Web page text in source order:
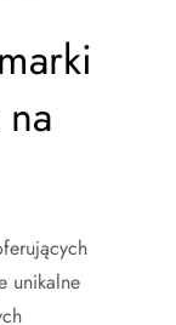
unikalne